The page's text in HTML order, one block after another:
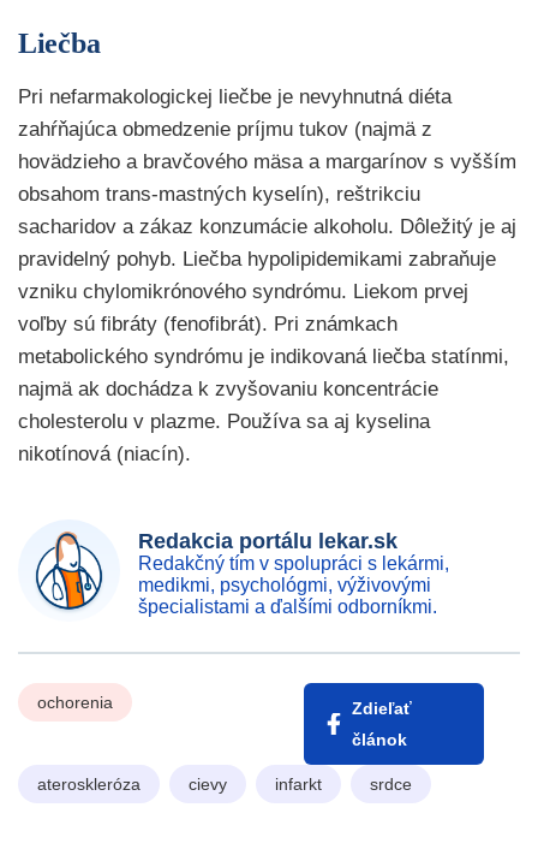
Liečba
Pri nefarmakologickej liečbe je nevyhnutná diéta
zahŕňajúca obmedzenie príjmu tukov (najmä z
hovädzieho a bravčového mäsa a margarínov s vyšším
obsahom trans-mastných kyselín), reštrikciu
sacharidov a zákaz konzumácie alkoholu. Dôležitý je aj
pravidelný pohyb. Liečba hypolipidemikami zabraňuje
vzniku chylomikrónového syndrómu. Liekom prvej
voľby sú fibráty (fenofibrát). Pri známkach
metabolického syndrómu je indikovaná liečba statínmi,
najmä ak dochádza k zvyšovaniu koncentrácie
cholesterolu v plazme. Používa sa aj kyselina
nikotínová (niacín).
Redakcia portálu lekar.sk
Redakčný tím v spolupráci s lekármi,
medikmi, psychológmi, výživovými
špecialistami a ďalšími odborníkmi.
ochorenia
Zdieľať
článok
ateroskleróza cievy infarkt srdce